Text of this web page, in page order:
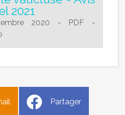
2021
2020 - PDF -
Partager